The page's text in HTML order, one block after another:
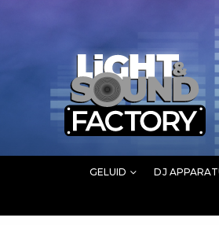
GELUID DJ